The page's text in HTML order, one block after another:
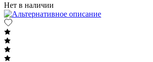
Нет в наличии